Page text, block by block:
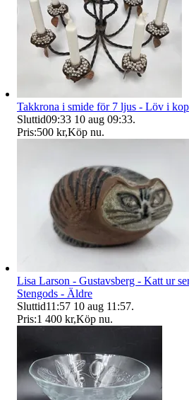
Takkrona i smide för 7 ljus - Löv i
Sluttid09:33 10 aug 09:33.
Pris:500 kr,Köp nu.
Lisa Larson - Gustavsberg - Katt ur
Stengods - Äldre
Sluttid11:57 10 aug 11:57.
Pris:1 400 kr,Köp nu.